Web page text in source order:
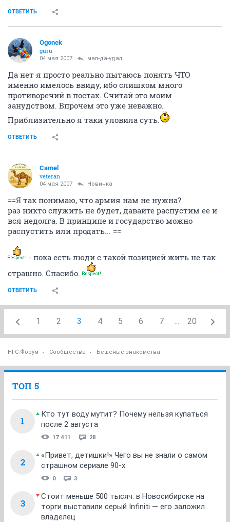
ОТВЕТИТЬ
Ogonek
guru
04 мая 2007 мал-да-удал
Да нет я просто реально пытаюсь понять ЧТО
именно имелось ввиду, ибо слишком много
противоречий в постах. Считай это моим
занудством. Впрочем это уже неважно.
Приблизительно я таки уловила суть.
ОТВЕТИТЬ
Camel
veteran
04 мая 2007 Новинка
==Я так понимаю, что армия нам не нужна?
раз никто служить не будет, давайте распустим ее и
вся недолга. В принципе и государство можно
распустить или продать... ==
- пока есть люди с такой позицией жить не так
страшно. Спасибо.
ОТВЕТИТЬ
1 2 3 4 5 6 7 ... 20
НГС.Форум Сообщества Бешеные знакомства
ТОП 5
1
Кто тут воду мутит? Почему нельзя купаться
после 2 августа
17 411 28
2
«Привет, детишки!» Чего вы не знали о самом
страшном сериале 90-х
0 3
3
Стоит меньше 500 тысяч: в Новосибирске на
торги выставили серый Infiniti — его заложил
владелец